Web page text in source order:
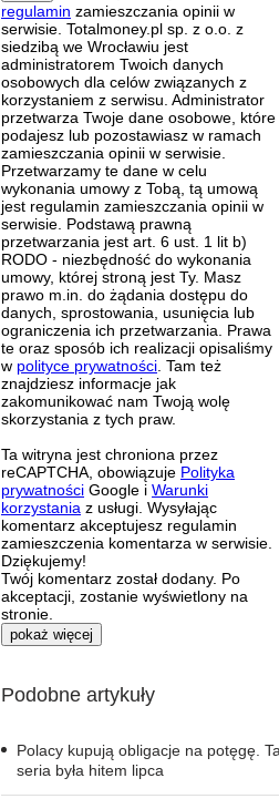
regulamin zamieszczania opinii w
serwisie. Totalmoney.pl sp. z o.o. z
siedzibą we Wrocławiu jest
administratorem Twoich danych
osobowych dla celów związanych z
korzystaniem z serwisu. Administrator
przetwarza Twoje dane osobowe, które
podajesz lub pozostawiasz w ramach
zamieszczania opinii w serwisie.
Przetwarzamy te dane w celu
wykonania umowy z Tobą, tą umową
jest regulamin zamieszczania opinii w
serwisie. Podstawą prawną
przetwarzania jest art. 6 ust. 1 lit b)
RODO - niezbędność do wykonania
umowy, której stroną jest Ty. Masz
prawo m.in. do żądania dostępu do
danych, sprostowania, usunięcia lub
ograniczenia ich przetwarzania. Prawa
te oraz sposób ich realizacji opisaliśmy
w polityce prywatności . Tam też
znajdziesz informacje jak
zakomunikować nam Twoją wolę
skorzystania z tych praw.
Ta witryna jest chroniona przez
reCAPTCHA, obowiązuje Polityka
prywatności Google i Warunki
korzystania z usługi. Wysyłając
komentarz akceptujesz regulamin
zamieszczenia komentarza w serwisie.
Dziękujemy!
Twój komentarz został dodany. Po
akceptacji, zostanie wyświetlony na
stronie.
pokaż więcej
Podobne artykuły
Polacy kupują obligacje na potęgę.
seria była hitem lipca